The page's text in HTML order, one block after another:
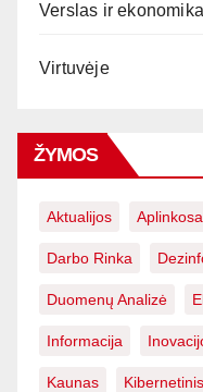
Verslas ir ekonomika
Virtuvėje
ŽYMOS
Aktualijos
Darbo Rinka
Duomenų Analizė
Informacija
Kaunas